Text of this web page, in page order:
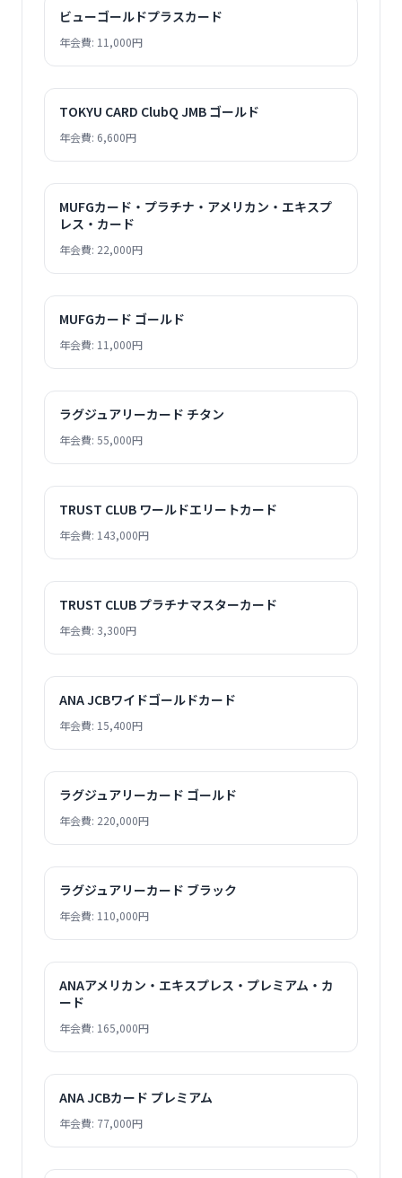
ビューゴールドプラスカード
年会費: 11,000円
TOKYU CARD ClubQ JMB ゴールド
年会費: 6,600円
MUFGカード・プラチナ・アメリカン・エキスプ
レス・カード
年会費: 22,000円
MUFGカード ゴールド
年会費: 11,000円
ラグジュアリーカード チタン
年会費: 55,000円
TRUST CLUB ワールドエリートカード
年会費: 143,000円
TRUST CLUB プラチナマスターカード
年会費: 3,300円
ANA JCBワイドゴールドカード
年会費: 15,400円
ラグジュアリーカード ゴールド
年会費: 220,000円
ラグジュアリーカード ブラック
年会費: 110,000円
ANAアメリカン・エキスプレス・プレミアム・カ
ード
年会費: 165,000円
ANA JCBカード プレミアム
年会費: 77,000円